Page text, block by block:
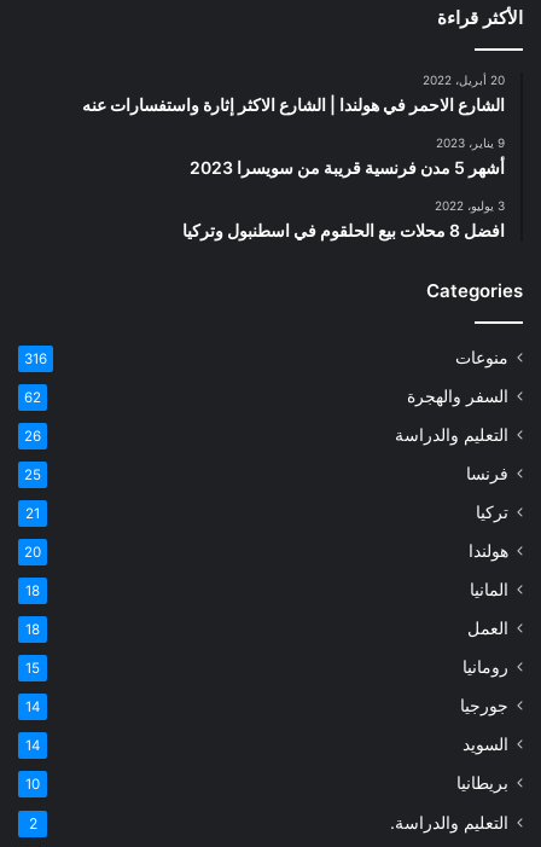
الأكثر قراءة
20 أبريل، 2022
الشارع الاحمر في هولندا | الشارع الاكثر إثارة واستفسارات عنه
9 يناير، 2023
أشهر 5 مدن فرنسية قريبة من سويسرا 2023
3 يوليو، 2022
افضل 8 محلات بيع الحلقوم في اسطنبول وتركيا
Categories
منوعات 316
السفر والهجرة 62
التعليم والدراسة 26
فرنسا 25
تركيا 21
هولندا 20
المانيا 18
العمل 18
رومانيا 15
جورجيا 14
السويد 14
بريطانيا 10
التعليم والدراسة. 2